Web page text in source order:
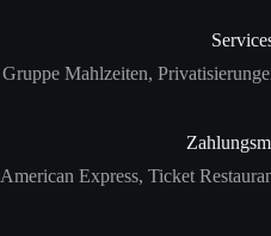
Gruppe Mahlzeiten,
American Express, Ticket